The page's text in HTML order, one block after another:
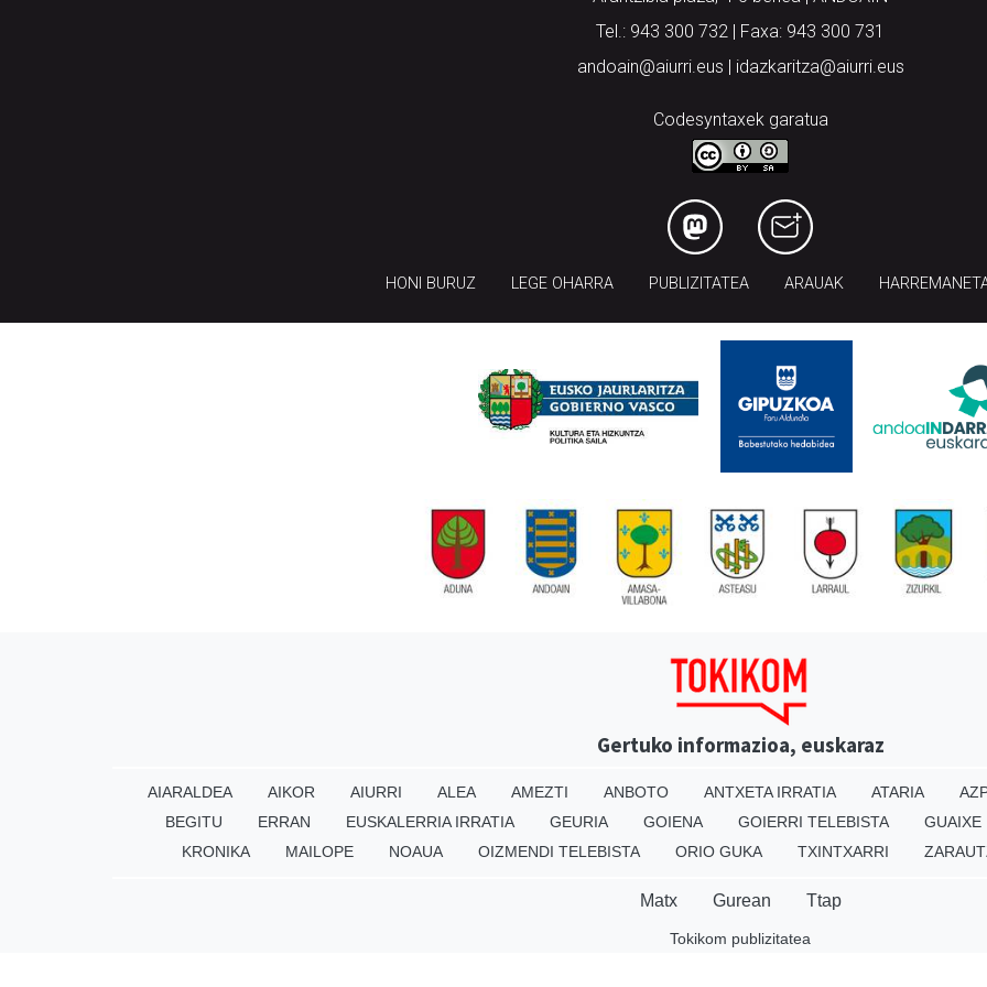
Tel.: 943 300 732 | Faxa: 943 300 731
andoain@aiurri.eus | idazkaritza@aiurri.eus
Codesyntaxek garatua
HONI BURUZ LEGE OHARRA PUBLIZITATEA ARAUAK
Gertuko informazioa, euskaraz
AIARALDEA AIKOR AIURRI ALEA AMEZTI ANBOTO ANTXETA IRRATIA ATARIA
BEGITU
ERRAN EUSKALERRIA IRRATIA GEURIA GOIENA GOIERRI TELEBISTA GUAIXE
KRONIKA
MAILOPE NOAUA OIZMENDI TELEBISTA ORIO GUKA TXINTXARRI
Matx Gurean Ttap
Tokikom publizitatea